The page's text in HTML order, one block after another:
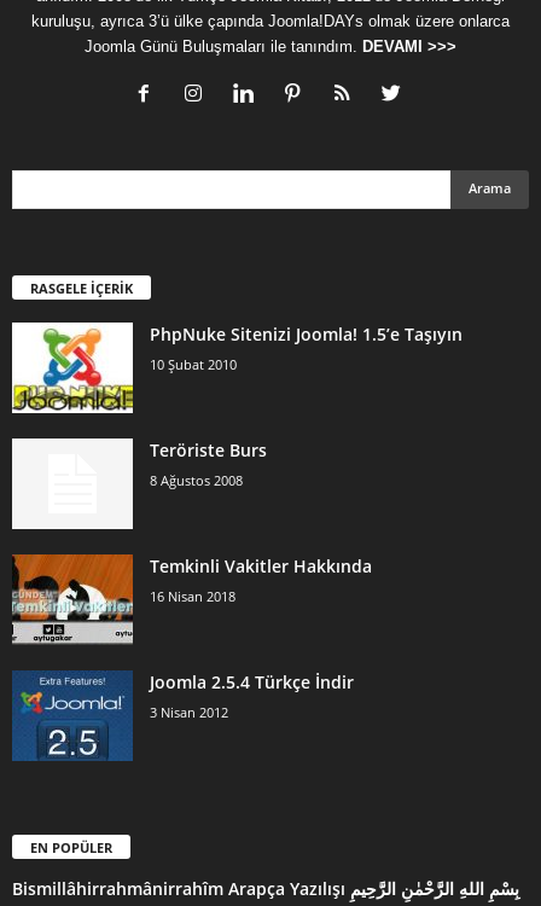
kuruluşu, ayrıca 3’ü ülke çapında Joomla!DAYs olmak üzere onlarca
Joomla Günü Buluşmaları ile tanındım.
DEVAMI >>>
RASGELE İÇERİK
PhpNuke Sitenizi Joomla! 1.5’e Taşıyın
10 Şubat 2010
Teröriste Burs
8 Ağustos 2008
Temkinli Vakitler Hakkında
16 Nisan 2018
Joomla 2.5.4 Türkçe İndir
3 Nisan 2012
EN POPÜLER
Bismillâhirrahmânirrahîm Arapça Yazılışı بِسْمِ اللهِ الرَّحْمٰنِ الرَّحِيمِ